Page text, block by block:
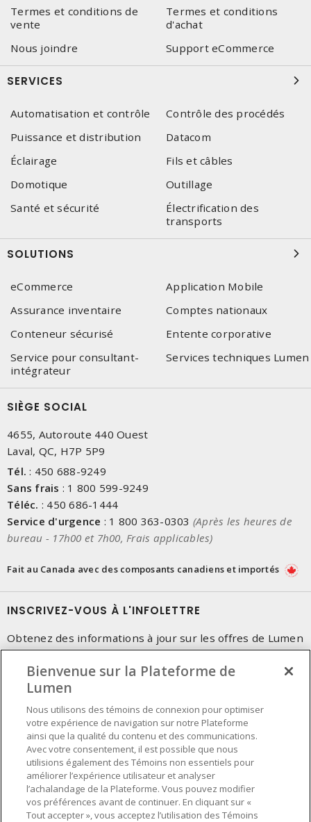
Termes et conditions de
vente
Termes et conditions
d'achat
Nous joindre
Support eCommerce
SERVICES
Automatisation et contrôle
Contrôle des procédés
Puissance et distribution
Datacom
Éclairage
Fils et câbles
Domotique
Outillage
Santé et sécurité
Électrification des
transports
SOLUTIONS
eCommerce
Application Mobile
Assurance inventaire
Comptes nationaux
Conteneur sécurisé
Entente corporative
Service pour consultant-
intégrateur
Services techniques Lumen
SIÈGE SOCIAL
4655, Autoroute 440 Ouest
Laval, QC, H7P 5P9
Tél. : 450 688-9249
Sans frais : 1 800 599-9249
Téléc. : 450 686-1444
Service d'urgence : 1 800 363-0303 (Après les heures de
bureau - 17h00 et 7h00, Frais applicables)
Fait au Canada avec des composants canadiens et importés
INSCRIVEZ-VOUS À L'INFOLETTRE
Obtenez des informations à jour sur les offres de Lumen
Bienvenue sur la Plateforme de
Lumen
Nous utilisons des témoins de connexion pour optimiser
votre expérience de navigation sur notre Plateforme
ainsi que la qualité du contenu et des communications.
Avec votre consentement, il est possible que nous
utilisions également des Témoins non essentiels pour
améliorer l’expérience utilisateur et analyser
l’achalandage de la Plateforme. Vous pouvez modifier
vos préférences avant de continuer. En cliquant sur «
Tout accepter », vous acceptez l’utilisation des Témoins